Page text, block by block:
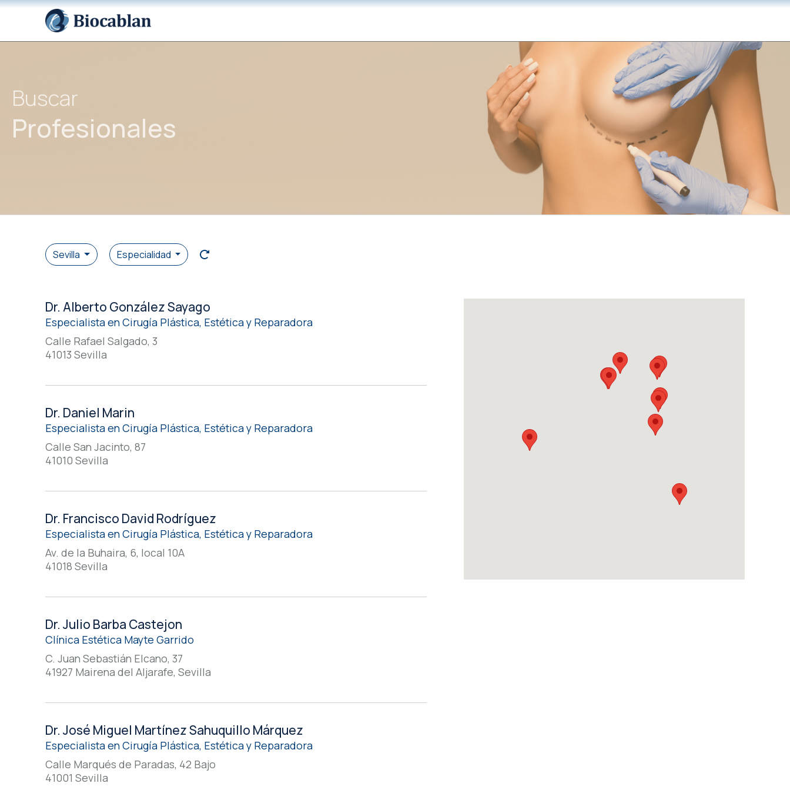
Buscar
Profesionales
Sevilla Especialidad
Dr. Alberto González Sayago
Especialista en Cirugía Plástica, Estética y Reparadora
Calle Rafael Salgado, 3
41013 Sevilla
Dr. Daniel Marin
Especialista en Cirugía Plástica, Estética y Reparadora
Calle San Jacinto, 87
41010 Sevilla
Dr. Francisco David Rodríguez
Especialista en Cirugía Plástica, Estética y Reparadora
Av. de la Buhaira, 6, local 10A
41018 Sevilla
Dr. Julio Barba Castejon
Clínica Estética Mayte Garrido
C. Juan Sebastián Elcano, 37
41927 Mairena del Aljarafe, Sevilla
Dr. José Miguel Martínez Sahuquillo Márquez
Especialista en Cirugía Plástica, Estética y Reparadora
Calle Marqués de Paradas, 42 Bajo
41001 Sevilla